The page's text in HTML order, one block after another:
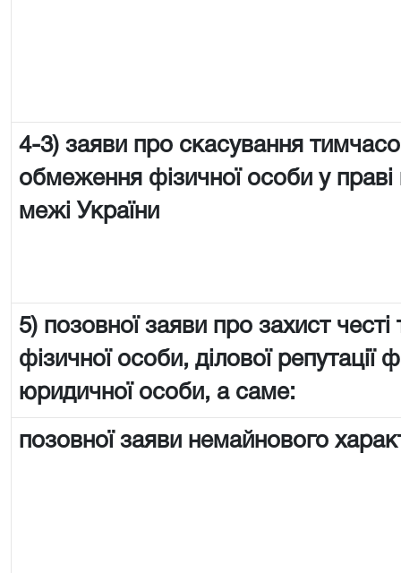
4-3) заяви про скасування
обмеження фізичної особи у праві
межі України
5) позовної заяви про захист честі
фізичної особи, ділової репутації
юридичної особи, а саме:
позовної заяви немайнового